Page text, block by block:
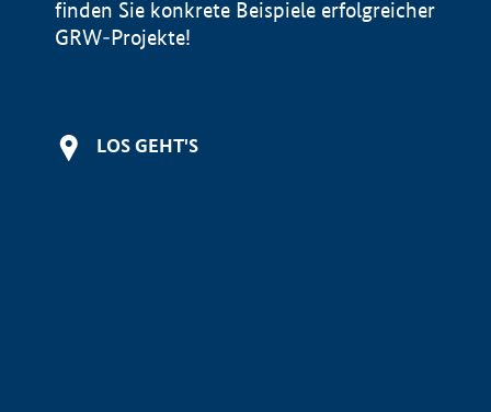
finden Sie konkrete Beispiele erfolgreicher
GRW-Projekte!
LOS GEHT'S